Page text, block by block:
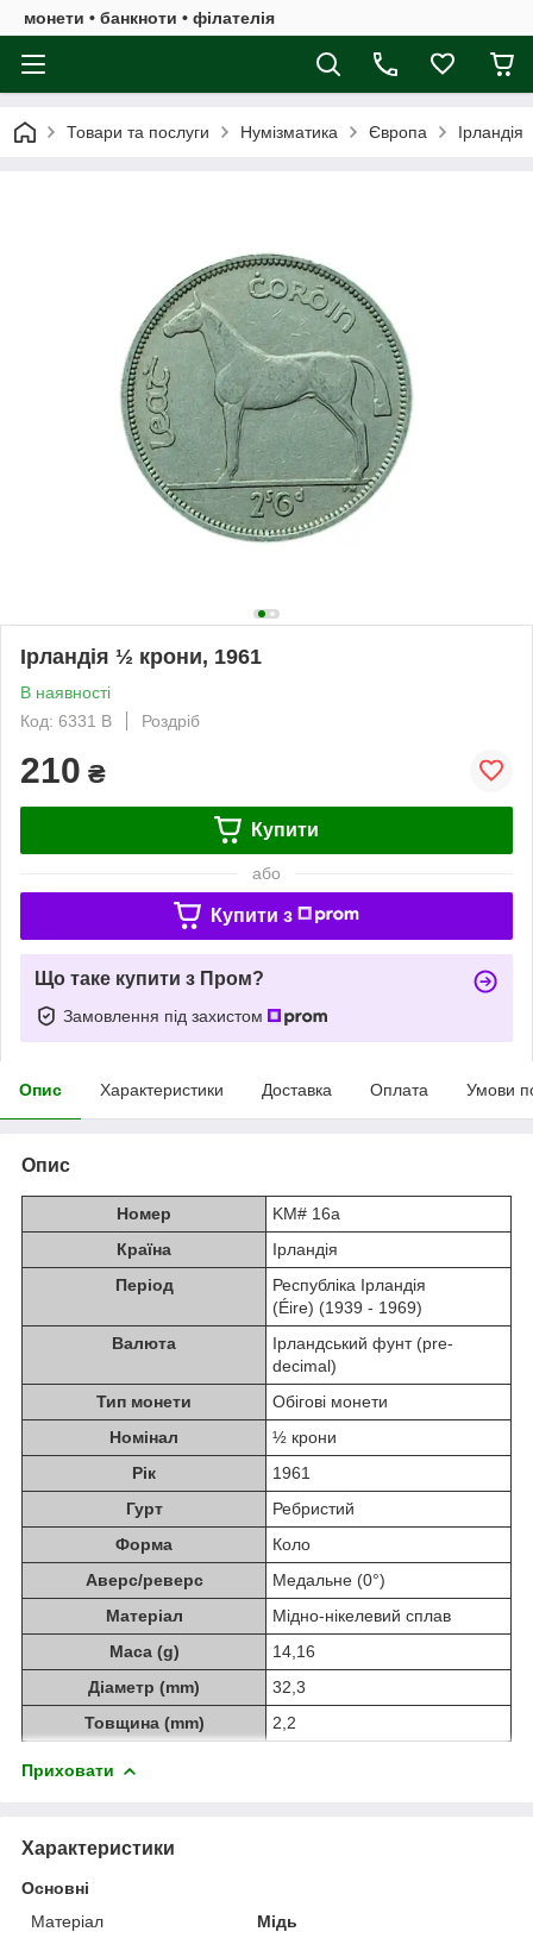
монети • банкноти • філателія
Товари та послуги Нумізматика Європа Ірландія
Ірландія ½ крони, 1961
В наявності
Код: 6331 B
Роздріб
210 ₴
Купити
або
Купити з
Що таке купити з Пром?
Замовлення під захистом
Опис Характеристики Доставка Оплата Умови
Опис
Номер
KM# 16a
Країна
Ірландія
Період
Республіка Ірландія
(Éire) (1939 - 1969)
Валюта
Ірландський фунт (pre-
decimal)
Тип монети
Обігові монети
Номінал
½ крони
Рік
1961
Гурт
Ребристий
Форма
Коло
Аверс/реверс
Медальне (0°)
Матеріал
Мідно-нікелевий сплав
Маса (g)
14,16
Діаметр (mm)
32,3
Товщина (mm)
2,2
Приховати
Характеристики
Основні
Матеріал
Мідь